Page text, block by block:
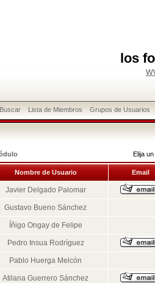
los
Buscar Lista de Miembros Grupos de Usuarios
Elija
Nombre de Usuario Email
Javier Delgado Palomar
Gustavo Bueno Sánchez
Íñigo Ongay de Felipe
Pedro Insua Rodríguez
Pablo Huerga Melcón
Atilana Guerrero Sánchez